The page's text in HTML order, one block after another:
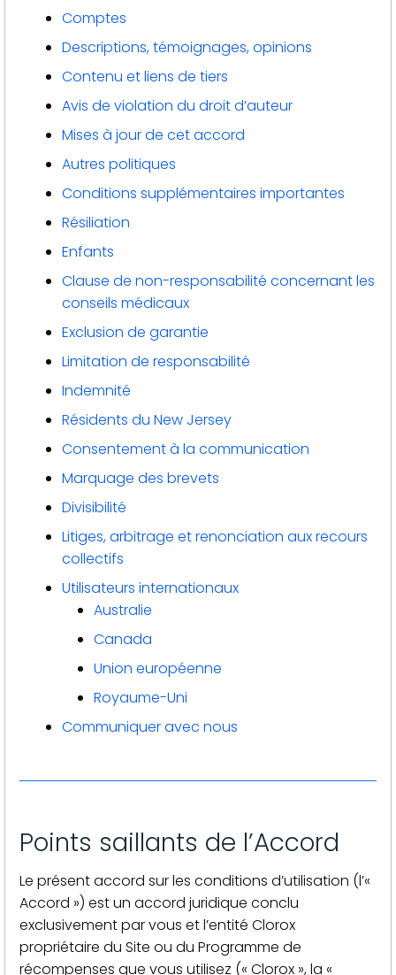
Comptes
Descriptions, témoignages, opinions
Contenu et liens de tiers
Avis de violation du droit d’auteur
Mises à jour de cet accord
Autres politiques
Conditions supplémentaires importantes
Résiliation
Enfants
Clause de non-responsabilité concernant les
conseils médicaux
Exclusion de garantie
Limitation de responsabilité
Indemnité
Résidents du New Jersey
Consentement à la communication
Marquage des brevets
Divisibilité
Litiges, arbitrage et renonciation aux recours
collectifs
Utilisateurs internationaux
Australie
Canada
Union européenne
Royaume-Uni
Communiquer avec nous
Points saillants de l’Accord
Le présent accord sur les conditions d’utilisation (l’«
Accord ») est un accord juridique conclu
exclusivement par vous et l’entité Clorox
propriétaire du Site ou du Programme de
récompenses que vous utilisez (« Clorox », la «